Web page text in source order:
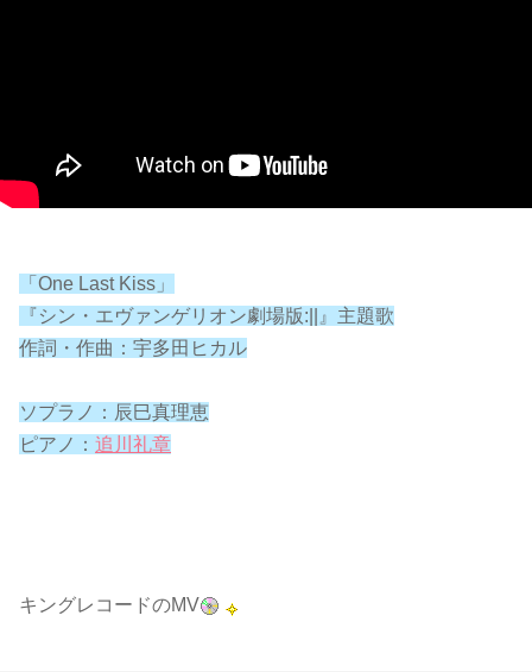
「One Last Kiss」
『シン・エヴァンゲリオン劇場版:||』主題歌
作詞・作曲：宇多田ヒカル
ソプラノ：辰巳真理恵
ピアノ： 追川礼章
キングレコードのMV